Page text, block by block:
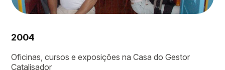
2004
Oficinas, cursos e exposições na Casa do Gestor
Catalisador